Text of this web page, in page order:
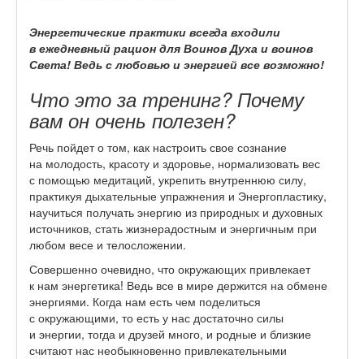
Энергетические практики всегда входили
в ежедневный рацион для Воинов Духа и воинов
Света! Ведь с любовью и энергией все возможно!
Что это за тренинг? Почему
вам он очень полезен?
Речь пойдет о том, как настроить свое сознание
на молодость, красоту и здоровье, нормализовать вес
с помощью медитаций, укрепить внутреннюю силу,
практикуя дыхательные упражнения и Энергопластику,
научиться получать энергию из природных и духовных
источников, стать жизнерадостным и энергичным при
любом весе и телосложении.
Совершенно очевидно, что окружающих привлекает
к нам энергетика! Ведь все в мире держится на обмене
энергиями. Когда нам есть чем поделиться
с окружающими, то есть у нас достаточно силы
и энергии, тогда и друзей много, и родные и близкие
считают нас необыкновенно привлекательными